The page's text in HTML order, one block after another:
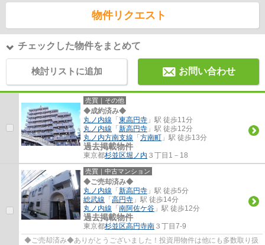
物件リクエスト
チェックした物件をまとめて
検討リストに追加 お問い合わせ
売買｜その他
◆成約済み◆
丸ノ内線 「東高円寺 」駅 徒歩11分
丸ノ内線 「新高円寺 」駅 徒歩12分
丸ノ内方南支線 「方南町 」駅 徒歩13分
過去掲載物件
東京都杉並区堀ノ内 ３丁目1－18
売買｜中古マンション
◆ご売却済み◆
丸ノ内線 「新高円寺 」駅 徒歩5分
総武線 「高円寺 」駅 徒歩14分
丸ノ内線 「南阿佐ケ谷 」駅 徒歩12分
過去掲載物件
東京都杉並区高円寺南 ３丁目7-9
◆ご売却済み◆ありがとうございました！投資用物件は他にも多数取り扱